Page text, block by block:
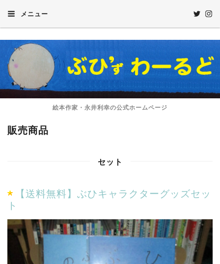
メニュー
絵本作家・永井利幸の公式ホームページ
販売商品
セット
【送料無料】ぶひキャラクターグッズセッ
ト